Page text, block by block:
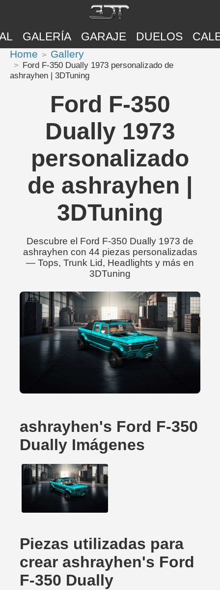
GALERÍA GARAJE DUELOS
Home Gallery
Ford F-350 Dually 1973 personalizado de
ashrayhen | 3DTuning
Ford F-350
Dually 1973
personalizado
de ashrayhen |
3DTuning
Descubre el Ford F-350 Dually 1973 de
ashrayhen con 44 piezas personalizadas
— Tops, Trunk Lid, Headlights y más en
3DTuning
ashrayhen's Ford F-350
Dually Imágenes
Piezas utilizadas para
crear ashrayhen's Ford
F-350 Dually